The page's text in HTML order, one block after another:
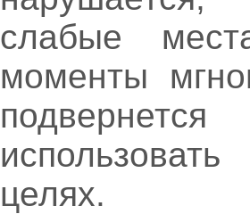
слабые
моменты
целях.